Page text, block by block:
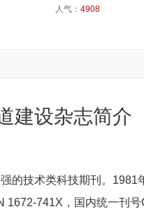
人气： 4908
建设杂志简介
的技术类科技期刊。
741X，国内统一刊